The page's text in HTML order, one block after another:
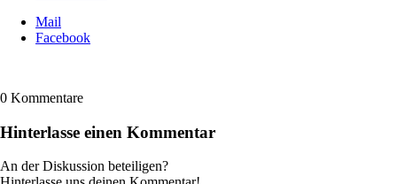
Mail
Facebook
0 Kommentare
Hinterlasse einen Kommentar
An der Diskussion beteiligen?